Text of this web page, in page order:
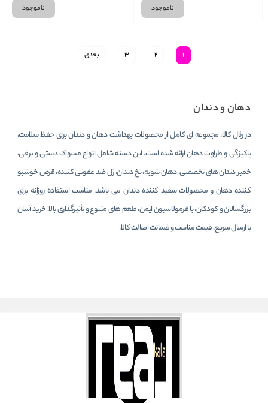
ناموجود ناموجود
1
2
3 بعدی
دهان و دندان
در رئال کالا، مجموعه ای کامل از محصولات بهداشت دهان و دندان برای حفظ سلامت،
پاکیزگی و طراوت دهان ارائه شده است. این دسته شامل انواع مسواک دستی و برقی،
خمیر دندان های تخصصی، دهان شویه، نخ دندان، ژل ضد عفونی کننده، قرص خوشبو
کننده دهان و محصولات سفید کننده دندان می باشد. مناسب استفاده روزانه برای
بزرگسالان و کودکان، با فرمولاسیون ایمن، طعم های متنوع و تأثیرگذاری بالا. خرید آسان
با ارسال سریع، قیمت مناسب و ضمانت اصالت کالا.